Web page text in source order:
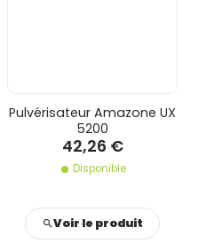
Pulvérisateur Amazone UX
5200
42,26 €
Disponible
Voir le produit